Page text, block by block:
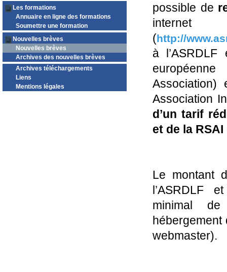
Les formations
Annuaire en ligne des formations
Soumettre une formation
Nouvelles brèves
Nouvelles brèves
Archives des nouvelles brèves
Archives téléchargements
Liens
Mentions légales
possible de
(http://
à
Association)
Association
d’un tarif
et de la RSAI
Le montant
l’ASRDLF
minimal
hébergement
webmaster).